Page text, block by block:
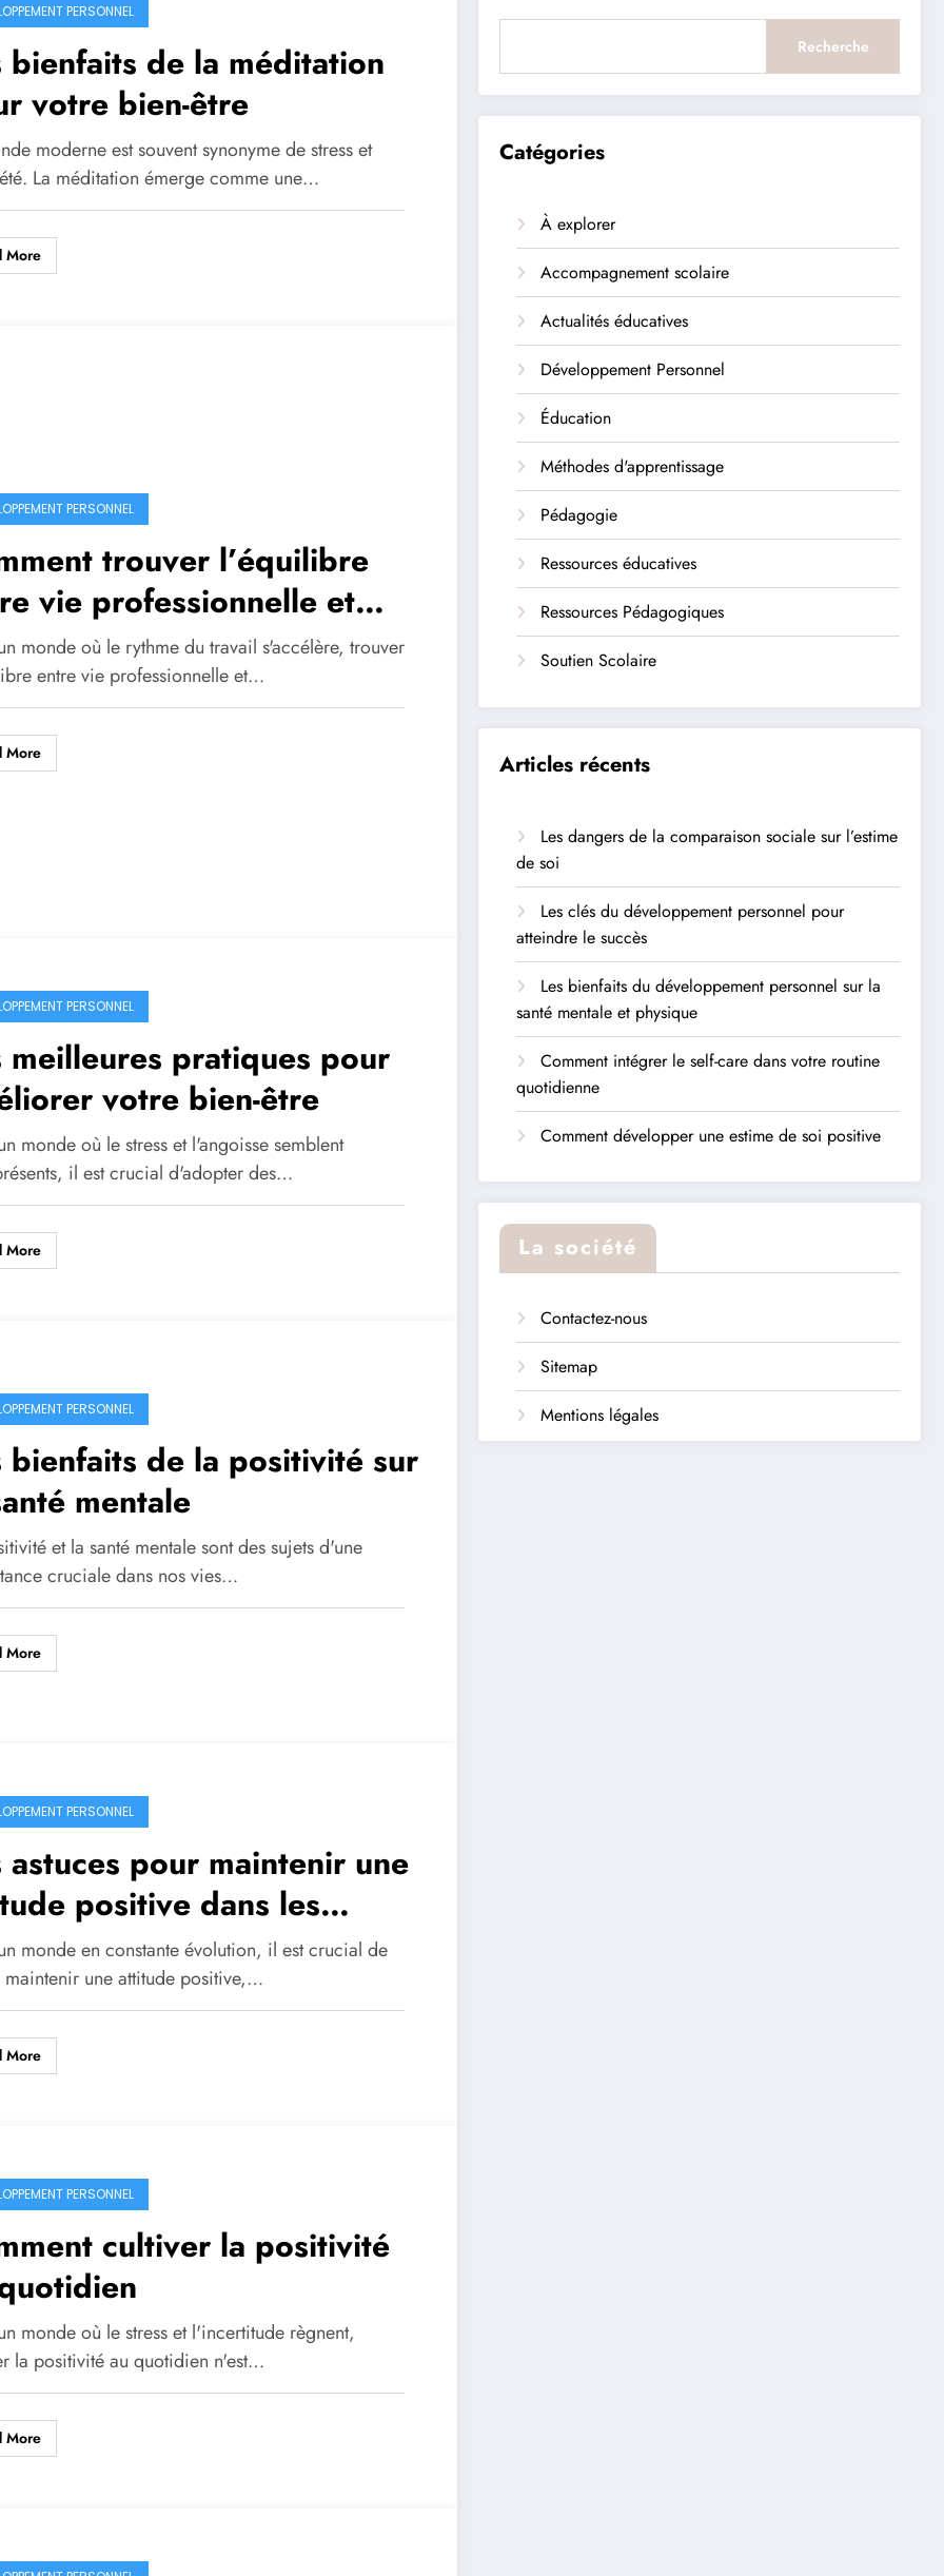
PERSONNEL
bienfaits de la méditation
votre bien-être
moderne est souvent synonyme de stress et
La méditation émerge comme une…
More
PERSONNEL
trouver l’équilibre
vie professionnelle et
être
monde où le rythme du travail s'accélère, trouver
entre vie professionnelle et…
More
PERSONNEL
meilleures pratiques pour
votre bien-être
monde où le stress et l'angoisse semblent
il est crucial d'adopter des…
More
PERSONNEL
bienfaits de la positivité sur
mentale
et la santé mentale sont des sujets d'une
cruciale dans nos vies…
More
PERSONNEL
astuces pour maintenir une
positive dans les
difficiles
monde en constante évolution, il est crucial de
maintenir une attitude positive,…
More
PERSONNEL
cultiver la positivité
monde où le stress et l'incertitude règnent,
la positivité au quotidien n'est…
More
Recherche
Catégories
À explorer
Accompagnement scolaire
Actualités éducatives
Développement Personnel
Éducation
Méthodes d'apprentissage
Pédagogie
Ressources éducatives
Ressources Pédagogiques
Soutien Scolaire
Articles récents
Les dangers de la comparaison sociale sur l’estime
de soi
Les clés du développement personnel pour
atteindre le succès
Les bienfaits du développement personnel sur la
santé mentale et physique
Comment intégrer le self-care dans votre routine
quotidienne
Comment développer une estime de soi positive
La société
Contactez-nous
Sitemap
Mentions légales